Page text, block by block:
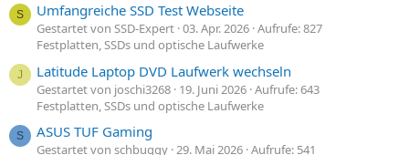
S Umfangreiche SSD Test Webseite
Gestartet von SSD-Expert 03. Apr. 2026 Aufrufe: 827
Festplatten, SSDs und optische Laufwerke
J Latitude Laptop DVD Laufwerk wechseln
Gestartet von joschi3268 19. Juni 2026 Aufrufe: 643
Festplatten, SSDs und optische Laufwerke
S ASUS TUF Gaming
Gestartet von schbuggy 29. Mai 2026 Aufrufe: 541